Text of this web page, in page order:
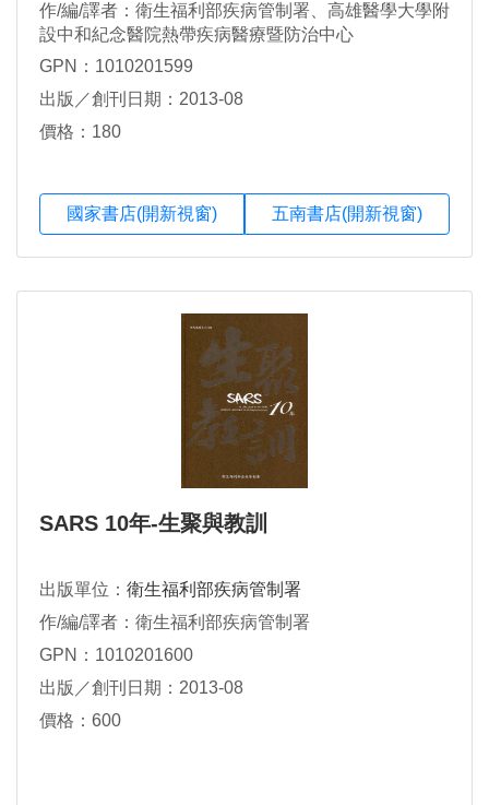
作/編/譯者：衛生福利部疾病管制署、高雄醫學大學附
設中和紀念醫院熱帶疾病醫療暨防治中心
GPN：1010201599
出版／創刊日期：2013-08
價格：180
國家書店(開新視窗) 五南書店(開新視窗)
SARS 10年-生聚與教訓
出版單位： 衛生福利部疾病管制署
作/編/譯者：衛生福利部疾病管制署
GPN：1010201600
出版／創刊日期：2013-08
價格：600